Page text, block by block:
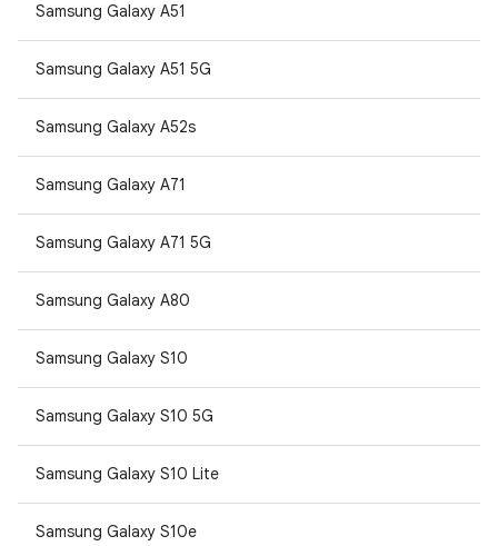
Samsung Galaxy A51
Samsung Galaxy A51 5G
Samsung Galaxy A52s
Samsung Galaxy A71
Samsung Galaxy A71 5G
Samsung Galaxy A80
Samsung Galaxy S10
Samsung Galaxy S10 5G
Samsung Galaxy S10 Lite
Samsung Galaxy S10e